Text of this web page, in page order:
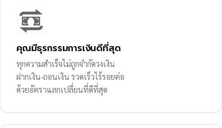
คุณมีธุรกรรมการเงินดีที่สุด
ทุกความสำเร็จไม่ถูกจำกัดวงเงิน
ฝากเงิน-ถอนเงิน รวดเร็วไร้รอยต่อ
ด้วยอัตราแลกเปลี่ยนที่ดีที่สุด